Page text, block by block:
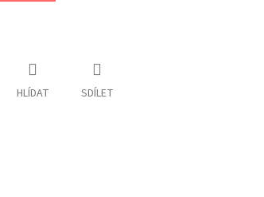
HLÍDAT SDÍLET